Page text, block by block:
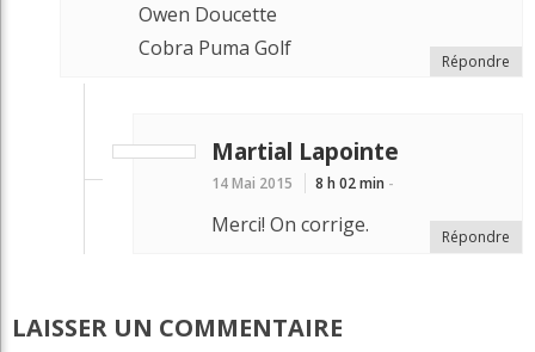
Owen Doucette
Cobra Puma Golf
Répondre
Martial Lapointe
14 Mai 2015 8 h 02 min -
Merci! On corrige. Répondre
LAISSER UN COMMENTAIRE